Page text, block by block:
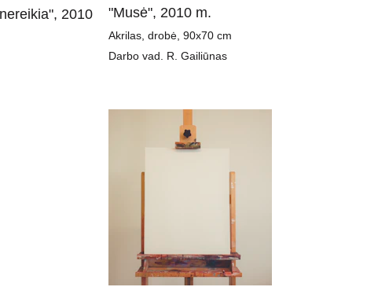
2010
"Musė", 2010 m.
Akrilas, drobė, 90x70 cm
Darbo vad. R. Gailiūnas